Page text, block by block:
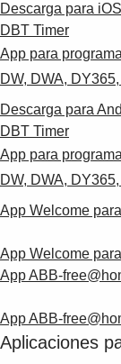
Descarga para iOS
DBT Timer
App para
DW, DWA,
Descarga para
DBT Timer
App para
DW, DWA,
App Welcome
App Welcome
App ABB-
AppABB-
Aplicaciones